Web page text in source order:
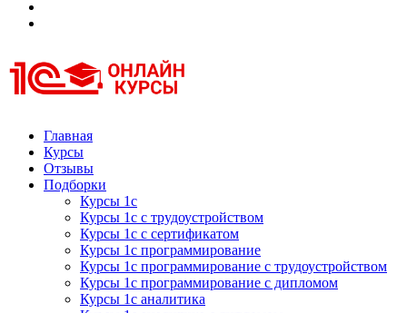
Курсы 1С
Курсы 1С официальная сертификация
Главная
Курсы
Отзывы
Подборки
Курсы 1с
Курсы 1с с трудоустройством
Курсы 1с с сертификатом
Курсы 1с программирование
Курсы 1с программирование с трудоустройством
Курсы 1с программирование с дипломом
Курсы 1с аналитика